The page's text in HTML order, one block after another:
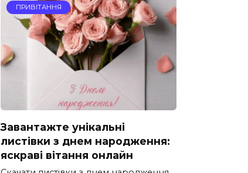
ПРИВІТАННЯ
Завантажте унікальні
листівки з днем народження:
яскраві вітання онлайн